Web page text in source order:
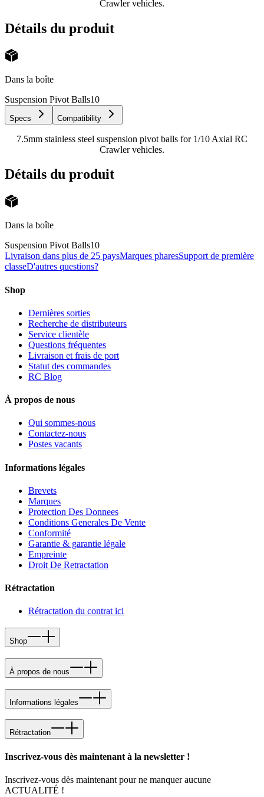
Crawler vehicles.
Détails du produit
Dans la boîte
Suspension Pivot Balls10
Specs Compatibility
7.5mm stainless steel suspension pivot balls for 1/10 Axial RC
Crawler vehicles.
Détails du produit
Dans la boîte
Suspension Pivot Balls10
Livraison dans plus de 25 paysMarques pharesSupport de première
classeD'autres questions?
Shop
Dernières sorties
Recherche de distributeurs
Service clientèle
Questions fréquentes
Livraison et frais de port
Statut des commandes
RC Blog
À propos de nous
Qui sommes-nous
Contactez-nous
Postes vacants
Informations légales
Brevets
Marques
Protection Des Donnees
Conditions Generales De Vente
Conformité
Garantie & garantie légale
Empreinte
Droit De Retractation
Rétractation
Rétractation du contrat ici
Shop
À propos de nous
Informations légales
Rétractation
Inscrivez-vous dès maintenant à la newsletter !
Inscrivez-vous dès maintenant pour ne manquer aucune
ACTUALITÉ !